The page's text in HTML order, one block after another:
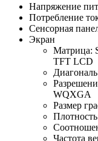
Напряжение
Потребление
Сенсорная
Экран
Матрица:
TFT LCD
WQXGA
Размер
Частота